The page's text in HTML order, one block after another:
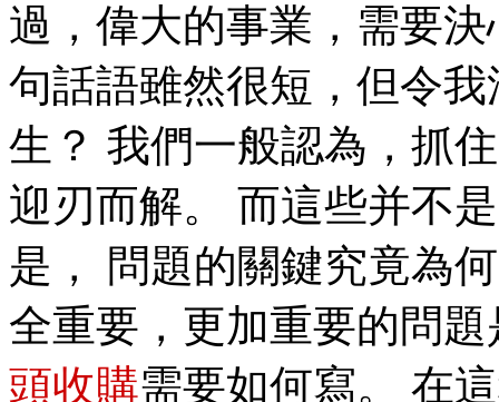
過，偉大的事業，需要
句話語雖然很短，但令
生？ 我們一般認為，抓
迎刃而解。 而這些并不
是， 問題的關鍵究竟為
全重要，更加重要的問
頭收購需要如何寫。 在